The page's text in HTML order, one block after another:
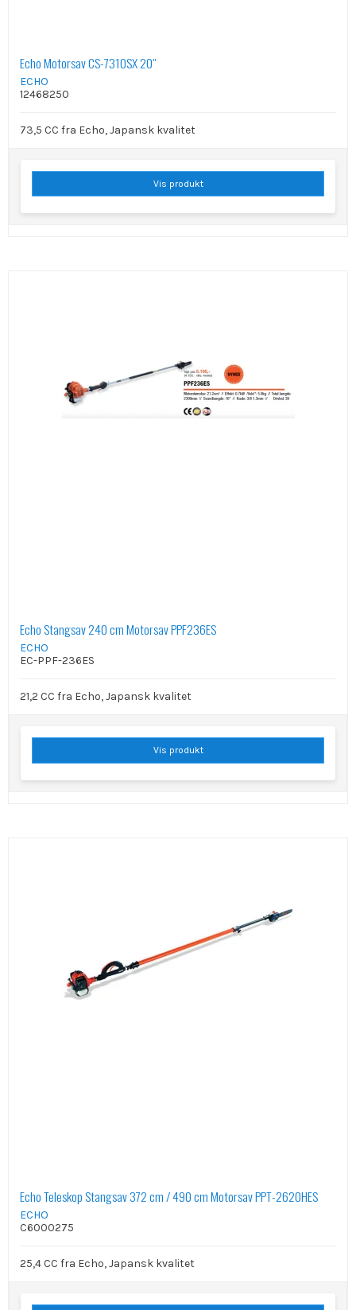
Echo Motorsav CS-7310SX 20"
ECHO
12468250
73,5 CC fra Echo, Japansk kvalitet
Vis produkt
Echo Stangsav 240 cm Motorsav PPF236ES
ECHO
EC-PPF-236ES
21,2 CC fra Echo, Japansk kvalitet
Vis produkt
Echo Teleskop Stangsav 372 cm / 490 cm Motorsav PPT-2620HES
ECHO
C6000275
25,4 CC fra Echo, Japansk kvalitet